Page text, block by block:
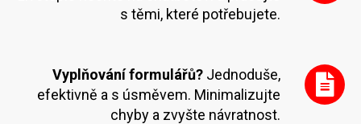
s těmi, které potřebujete.
Vyplňování formulářů? Jednoduše,
efektivně a s úsměvem. Minimalizujte
chyby a zvyšte návratnost.